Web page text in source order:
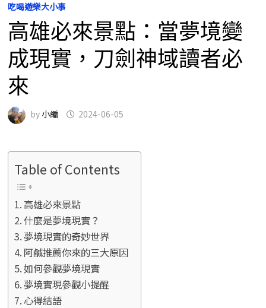
吃喝遊樂大小事
高雄必來景點：當夢境變
成現實，刀劍神域讀者必
來
by 小編 2024-06-05
Table of Contents
高雄必來景點
什麼是夢境現實？
夢境現實的奇妙世界
阿鹹推薦你來的三大原因
如何參觀夢境現實
夢境實現參觀小提醒
心得結語